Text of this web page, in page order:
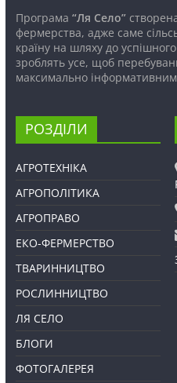
Програма “Ля Село”
фермерства, адже саме
країну на шляху до
зроблять усе, щоб
максимально
РОЗДІЛИ
АГРОТЕХНІКА
АГРОПОЛІТИКА
АГРОПРАВО
ЕКО-ФЕРМЕРСТВО
ТВАРИННИЦТВО
РОСЛИННИЦТВО
ЛЯ СЕЛО
БЛОГИ
ФОТОГАЛЕРЕЯ